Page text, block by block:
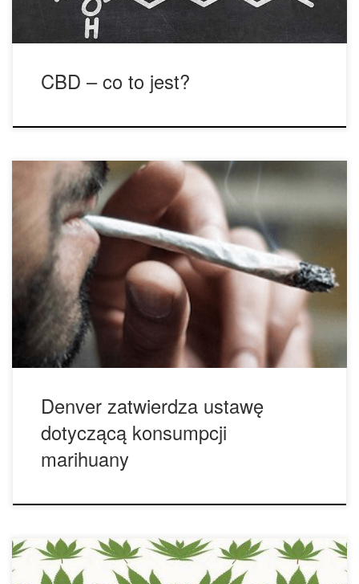
CBD – co to jest?
Wybory w zeszłym miesiącu były jedną wielką wygraną na
rzecz marihuany. We wszystkich stanach w USA, w których
zatwierdzono medyczną lub rekreacyjną marihuanę, z
wyjątkiem jednego, oczywiste jest, że ten ruch idzie cały
czas do przodu. Jedna z inicjatyw była szczególnie ważna
dla legalizacji marihuany, a mianowicie Ordinance 300 w […]
Denver zatwierdza ustawę
dotyczącą konsumpcji
marihuany